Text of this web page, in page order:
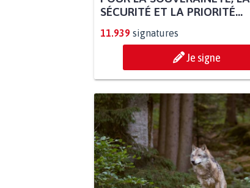
SÉCURITÉ ET LA PRIORITÉ...
11.939 signatures
Je signe